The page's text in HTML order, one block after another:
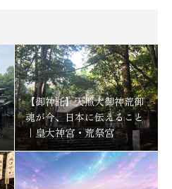
【御神託】天照大御神荒御
魂が今、日本に伝えること
｜皇大神宮・荒祭宮